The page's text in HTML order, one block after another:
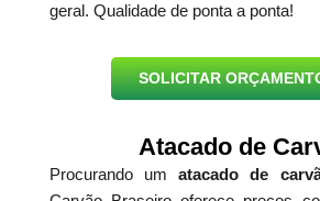
geral. Qualidade de ponta a ponta!
SOLICITAR
Atacado de
Procurando umatacado de